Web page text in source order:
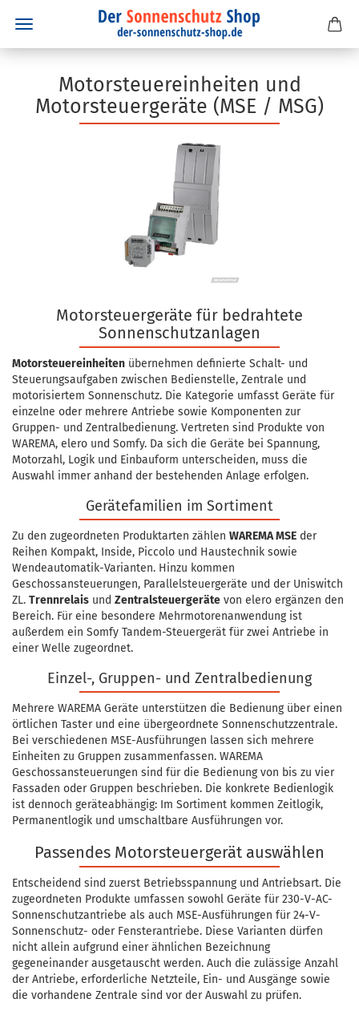
Motorsteuereinheiten und
Motorsteuergeräte (MSE / MSG)
Motorsteuergeräte für bedrahtete
Sonnenschutzanlagen
Motorsteuereinheiten übernehmen definierte Schalt- und
Steuerungsaufgaben zwischen Bedienstelle, Zentrale und
motorisiertem Sonnenschutz. Die Kategorie umfasst Geräte für
einzelne oder mehrere Antriebe sowie Komponenten zur
Gruppen- und Zentralbedienung. Vertreten sind Produkte von
WAREMA, elero und Somfy. Da sich die Geräte bei Spannung,
Motorzahl, Logik und Einbauform unterscheiden, muss die
Auswahl immer anhand der bestehenden Anlage erfolgen.
Gerätefamilien im Sortiment
Zu den zugeordneten Produktarten zählen WAREMA MSE der
Reihen Kompakt, Inside, Piccolo und Haustechnik sowie
Wendeautomatik-Varianten. Hinzu kommen
Geschossansteuerungen, Parallelsteuergeräte und der Uniswitch
ZL. Trennrelais und Zentralsteuergeräte von elero ergänzen den
Bereich. Für eine besondere Mehrmotorenanwendung ist
außerdem ein Somfy Tandem-Steuergerät für zwei Antriebe in
einer Welle zugeordnet.
Einzel-, Gruppen- und Zentralbedienung
Mehrere WAREMA Geräte unterstützen die Bedienung über einen
örtlichen Taster und eine übergeordnete Sonnenschutzzentrale.
Bei verschiedenen MSE-Ausführungen lassen sich mehrere
Einheiten zu Gruppen zusammenfassen. WAREMA
Geschossansteuerungen sind für die Bedienung von bis zu vier
Fassaden oder Gruppen beschrieben. Die konkrete Bedienlogik
ist dennoch geräteabhängig: Im Sortiment kommen Zeitlogik,
Permanentlogik und umschaltbare Ausführungen vor.
Passendes Motorsteuergerät auswählen
Entscheidend sind zuerst Betriebsspannung und Antriebsart. Die
zugeordneten Produkte umfassen sowohl Geräte für 230-V-AC-
Sonnenschutzantriebe als auch MSE-Ausführungen für 24-V-
Sonnenschutz- oder Fensterantriebe. Diese Varianten dürfen
nicht allein aufgrund einer ähnlichen Bezeichnung
gegeneinander ausgetauscht werden. Auch die zulässige Anzahl
der Antriebe, erforderliche Netzteile, Ein- und Ausgänge sowie
die vorhandene Zentrale sind vor der Auswahl zu prüfen.